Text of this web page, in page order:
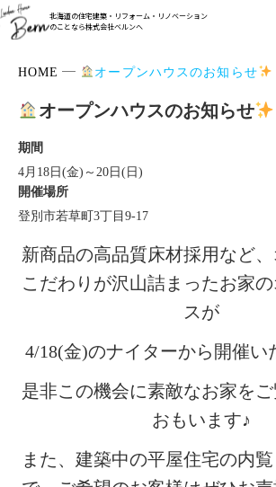
北海道の住宅建築・リフォーム・リノベーション
のことなら株式会社ベルンへ
HOME オープンハウスのお知らせ
オープンハウスのお知らせ
期間
4月18日(金)～20日(日)
開催場所
登別市若草町3丁目9-17
新商品の高品質床材採用など
こだわりが沢山詰まったお家
スが
4/18(金)のナイターから開催い
是非この機会に素敵なお家を
おもいます♪
また、建築中の平屋住宅の内